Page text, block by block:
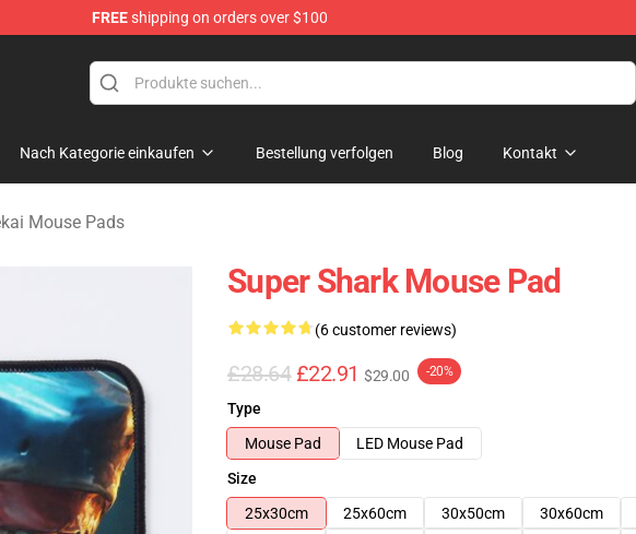
FREEshipping on orders over $100
Nach Kategorie einkaufen Bestellung verfolgen Blog Kontakt
Mouse Pads
Super Shark Mouse Pad
(6 customer reviews)
£28.64 £22.91 $29.00 -20%
Type
Mouse Pad
LED Mouse Pad
Size
25x30cm
25x60cm 30x50cm 30x60cm